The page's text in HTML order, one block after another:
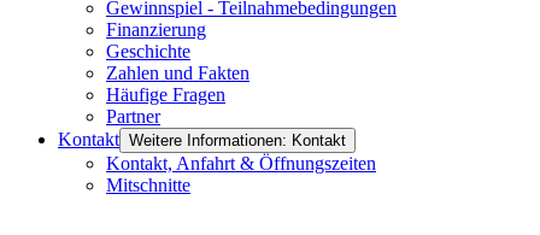
Gewinnspiel - Teilnahmebedingungen
Finanzierung
Geschichte
Zahlen und Fakten
Häufige Fragen
Partner
Kontakt Weitere Informationen: Kontakt
Kontakt, Anfahrt & Öffnungszeiten
Mitschnitte